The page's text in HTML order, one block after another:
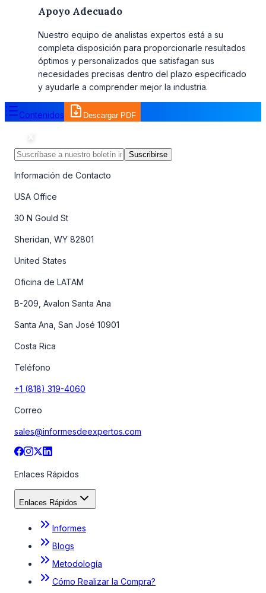
Apoyo Adecuado
Nuestro equipo de analistas expertos está a su
completa disposición para proporcionarle resultados
óptimos y personalizados que satisfagan sus
necesidades precisas dentro del plazo especificado
y ayudarle a comprender mejor la industria.
Contenidos Descargar PDF
Suscribirse
Información de Contacto
USA Office
30 N Gould St
Sheridan, WY 82801
United States
Oficina de LATAM
B-209, Avalon Santa Ana
Santa Ana, San José 10901
Costa Rica
Teléfono
+1 (818) 319-4060
Correo
sales@informesdeexpertos.com
Enlaces Rápidos
Enlaces Rápidos
Informes
Blogs
Metodología
Cómo Realizar la Compra?